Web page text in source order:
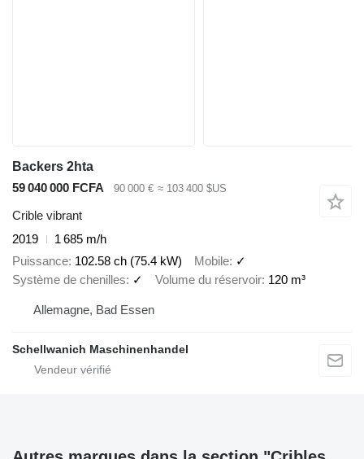
Backers 2hta
59 040 000 FCFA
90 000 € ≈ 103 400 $US
Crible vibrant
2019
1 685 m/h
Puissance 102.58 ch (75.4 kW) Mobile ✓
Système de chenilles
✓ Volume du réservoir 120 m³
Allemagne, Bad Essen
Schellwanich Maschinenhandel